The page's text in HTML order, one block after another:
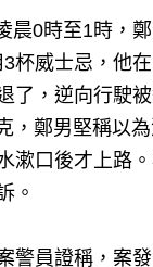
晨0時至1時，
杯威士忌，他
了，逆向行駛
，鄭男堅稱以
漱口後才上路
。
警員證稱，案